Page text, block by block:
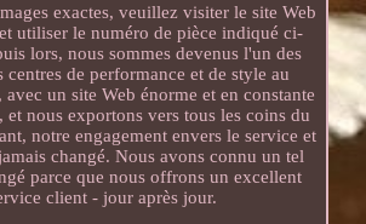
exactes, veuillez visiter le site Web
utiliser le numéro de pièce indiqué ci-
lors, nous sommes devenus l'un des
centres de performance et de style au
un site Web énorme et en constante
et nous exportons vers tous les coins du
notre engagement envers le service et
changé. Nous avons connu un tel
parce que nous offrons un excellent
client - jour après jour.